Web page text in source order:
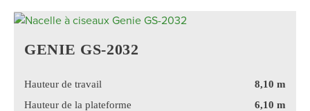
GENIE GS-2032
Hauteur de travail
8,10 m
Hauteur de la plateforme
6,10 m